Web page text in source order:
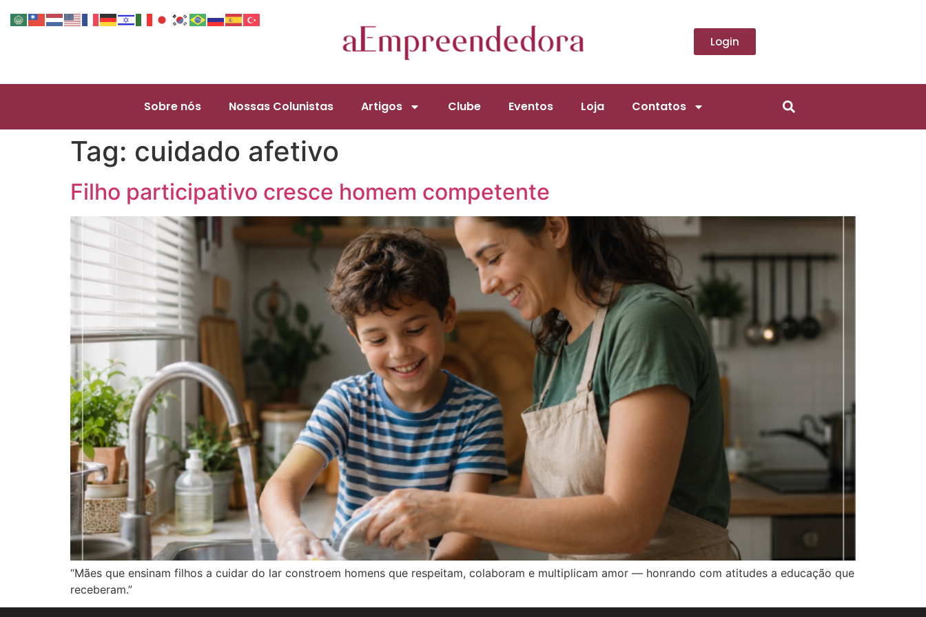
Login
Sobre nós Nossas Colunistas Artigos Clube Eventos Loja Contatos
Tag: cuidado afetivo
Filho participativo cresce homem competente
“Mães que ensinam filhos a cuidar do lar constroem homens que respeitam, colaboram e multiplicam amor — honrando com atitudes a educação que
receberam.”